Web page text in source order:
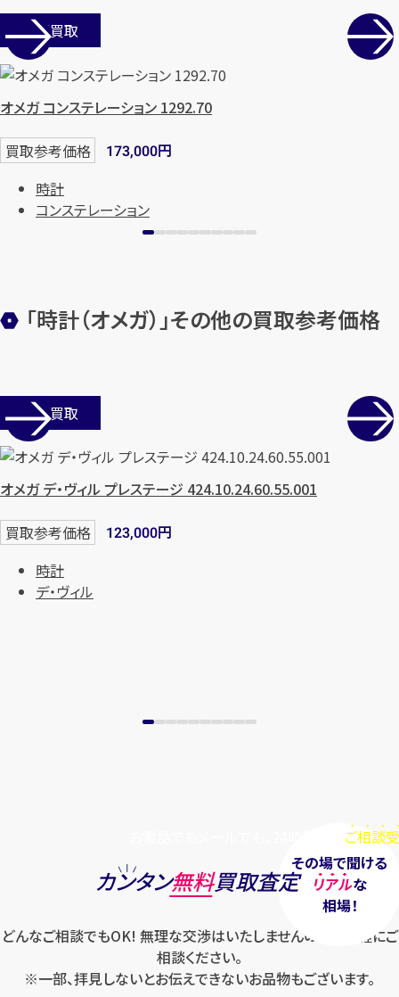
最短
店舗買取
オメガ コンステレーション 1292.70
買取参考価格 173,000円
時計
コンステレーション
「時計（オメガ）」その他の買取参考価格
店舗買取
オメガ デ・ヴィル プレステージ 424.10.24.60.55.001
買取参考価格 123,000円
時計
デ・ヴィル
ご相談
その場で聞ける
リアルな
相場！
カンタン無料買取査定
どんなご相談でもOK! 無理な交渉はいたしませんのでお気軽にご
相談ください。
※一部、拝見しないとお伝えできないお品物もございます。